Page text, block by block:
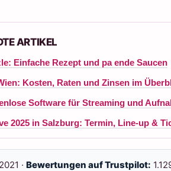
ARTIKEL
Einfache Rezept und pa ende Saucen
Kosten, Raten und Zinsen im
Software für Streaming und
2025 in Salzburg: Termin, Line-up &
2021 · Bewertungen auf Trustpilot: